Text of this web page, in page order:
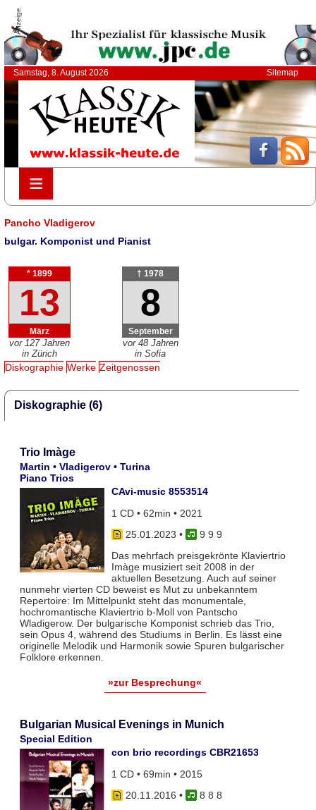
Anzeige
Samstag, 8. August 2026 Sitemap
≡
≡
Pancho Vladigerov
bulgar. Komponist und Pianist
* 1899
13
März
vor 127 Jahren
in Zürich
† 1978
8
September
vor 48 Jahren
in Sofia
Diskographie Werke Zeitgenossen
Diskographie (6)
Trio Imàge
Martin • Vladigerov • Turina
Piano Trios
CAvi-music 8553514
1 CD • 62min • 2021
25.01.2023 •
9 9 9
Das mehrfach preisgekrönte Klaviertrio
Imàge musiziert seit 2008 in der
aktuellen Besetzung. Auch auf seiner
nunmehr vierten CD beweist es Mut zu unbekanntem
Repertoire: Im Mittelpunkt steht das monumentale,
hochromantische Klaviertrio b-Moll von Pantscho
Wladigerow. Der bulgarische Komponist schrieb das Trio,
sein Opus 4, während des Studiums in Berlin. Es lässt eine
originelle Melodik und Harmonik sowie Spuren bulgarischer
Folklore erkennen.
»zur Besprechung«
Bulgarian Musical Evenings in Munich
Special Edition
con brio recordings CBR21653
1 CD • 69min • 2015
20.11.2016 •
8 8 8